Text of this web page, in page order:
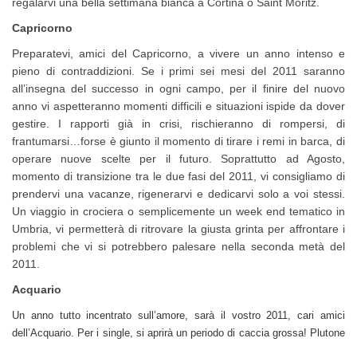
Capricorno
Preparatevi, amici del Capricorno, a vivere un anno intenso e
pieno di contraddizioni. Se i primi sei mesi del 2011 saranno
all’insegna del successo in ogni campo, per il finire del nuovo
anno vi aspetteranno momenti difficili e situazioni ispide da dover
gestire. I rapporti già in crisi, rischieranno di rompersi, di
frantumarsi…forse è giunto il momento di tirare i remi in barca, di
operare nuove scelte per il futuro. Soprattutto ad Agosto,
momento di transizione tra le due fasi del 2011, vi consigliamo di
prendervi una vacanze, rigenerarvi e dedicarvi solo a voi stessi.
Un viaggio in crociera o semplicemente un week end tematico in
Umbria, vi permetterà di ritrovare la giusta grinta per affrontare i
problemi che vi si potrebbero palesare nella seconda metà del
2011.
Acquario
Un anno tutto incentrato sull’amore, sarà il vostro 2011, cari amici
dell’Acquario. Per i single, si aprirà un periodo di caccia grossa! Plutone